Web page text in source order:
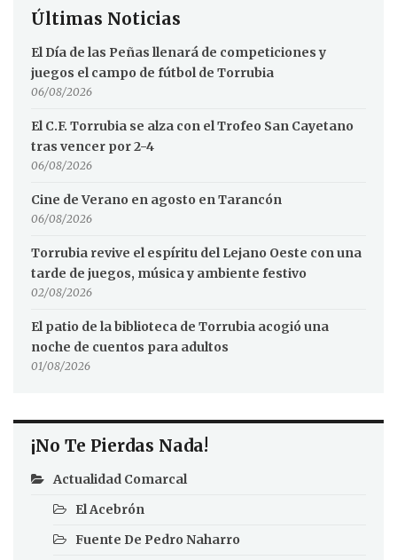
Últimas Noticias
El Día de las Peñas llenará de competiciones y
juegos el campo de fútbol de Torrubia
06/08/2026
El C.F. Torrubia se alza con el Trofeo San Cayetano
tras vencer por 2-4
06/08/2026
Cine de Verano en agosto en Tarancón
06/08/2026
Torrubia revive el espíritu del Lejano Oeste con una
tarde de juegos, música y ambiente festivo
02/08/2026
El patio de la biblioteca de Torrubia acogió una
noche de cuentos para adultos
01/08/2026
¡No Te Pierdas Nada!
Actualidad Comarcal
El Acebrón
Fuente De Pedro Naharro